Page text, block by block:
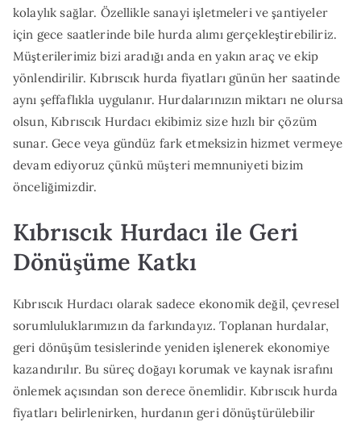
kolaylık sağlar. Özellikle sanayi işletmeleri ve şantiyeler
için gece saatlerinde bile hurda alımı gerçekleştirebiliriz.
Müşterilerimiz bizi aradığı anda en yakın araç ve ekip
yönlendirilir. Kıbrıscık hurda fiyatları günün her saatinde
aynı şeffaflıkla uygulanır. Hurdalarınızın miktarı ne olursa
olsun, Kıbrıscık Hurdacı ekibimiz size hızlı bir çözüm
sunar. Gece veya gündüz fark etmeksizin hizmet vermeye
devam ediyoruz çünkü müşteri memnuniyeti bizim
önceliğimizdir.
Kıbrıscık Hurdacı ile Geri
Dönüşüme Katkı
Kıbrıscık Hurdacı olarak sadece ekonomik değil, çevresel
sorumluluklarımızın da farkındayız. Toplanan hurdalar,
geri dönüşüm tesislerinde yeniden işlenerek ekonomiye
kazandırılır. Bu süreç doğayı korumak ve kaynak israfını
önlemek açısından son derece önemlidir. Kıbrıscık hurda
fiyatları belirlenirken, hurdanın geri dönüştürülebilir